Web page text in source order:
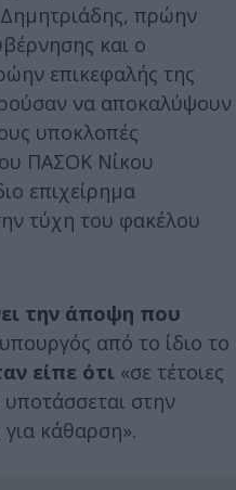
πρώην
και ο
επικεφαλής της
να αποκαλύψουν
υποκλοπές
ΠΑΣΟΚ Νίκου
επιχείρημα
τύχη του φακέλου
την άποψη που
από το ίδιο το
είπε ότι «σε τέτοιες
στην
κάθαρση».